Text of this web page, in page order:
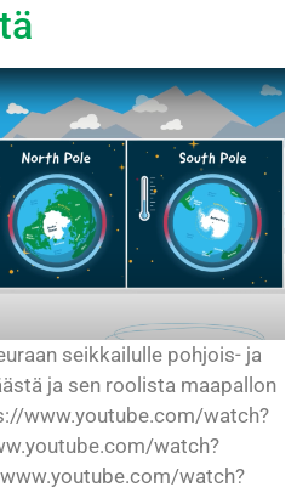
seikkailulle pohjois- ja
ja sen roolista maapallon
www.youtube.com/watch?
watch?
watch?